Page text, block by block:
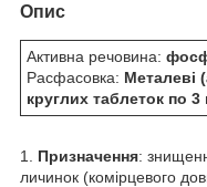
Опис
Активна речовина:
Расфасовка: Металеві
круглих таблеток по 3
1. Призначення:
личинок (комірцевого